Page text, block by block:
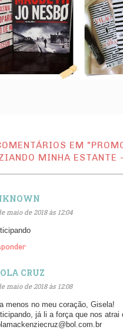
EM
MINHA
maio de 2018 às 12:04
CRUZ
maio de 2018 às 12:08
menos no meu coração, Gisela!
já li a força que nos atrai